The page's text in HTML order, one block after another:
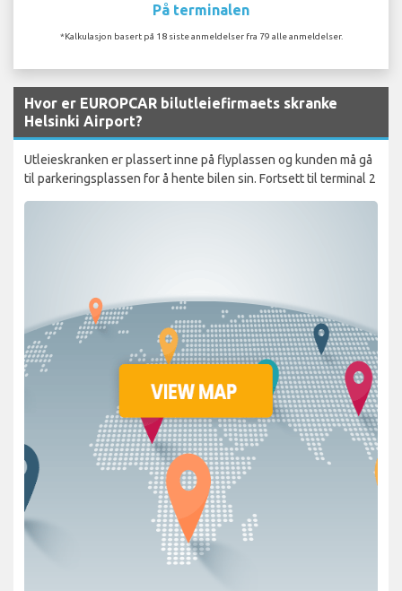
På terminalen
*Kalkulasjon basert på 18 siste anmeldelser fra 79 alle anmeldelser.
Hvor er EUROPCAR bilutleiefirmaets skranke
Helsinki Airport?
Utleieskranken er plassert inne på flyplassen og kunden må gå
til parkeringsplassen for å hente bilen sin. Fortsett til terminal 2